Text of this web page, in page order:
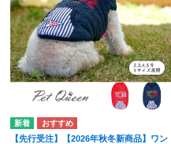
【先行受注】【2026年秋冬新商品】ワン